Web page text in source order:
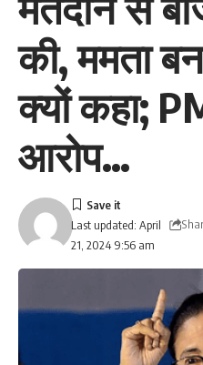
की, ममता
क्यों कहा;
आरोप…
Last updated: April
21, 2024 9:56 am